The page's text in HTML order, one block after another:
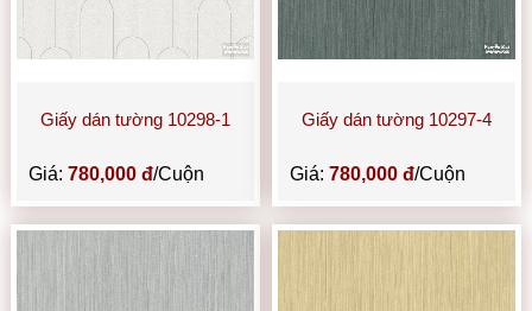
Giấy dán tường 10298-1
Giá:780,000 đ/Cuộn
Giấy dán tường 10297-4
Giá: 780,000 đ/Cuộn